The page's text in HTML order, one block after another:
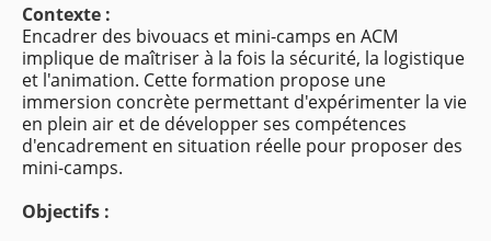
Contexte :
Encadrer des bivouacs et mini-camps en ACM
implique de maîtriser à la fois la sécurité, la logistique
et l'animation. Cette formation propose une
immersion concrète permettant d'expérimenter la vie
en plein air et de développer ses compétences
d'encadrement en situation réelle pour proposer des
mini-camps.
Objectifs :